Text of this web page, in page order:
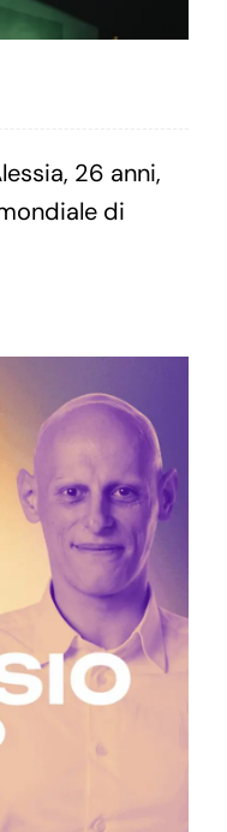
26 anni,
di